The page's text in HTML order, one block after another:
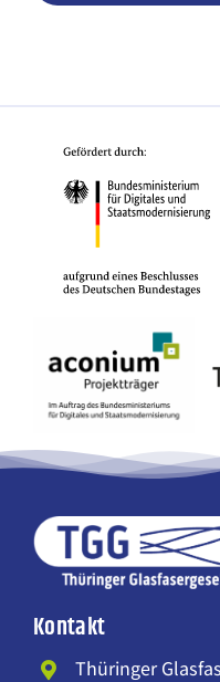
Kontakt
Thüringer